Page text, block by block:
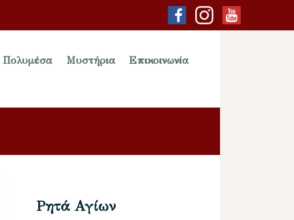
Πολυμέσα Μυστήρια Επικοινωνία
Ρητά Αγίων